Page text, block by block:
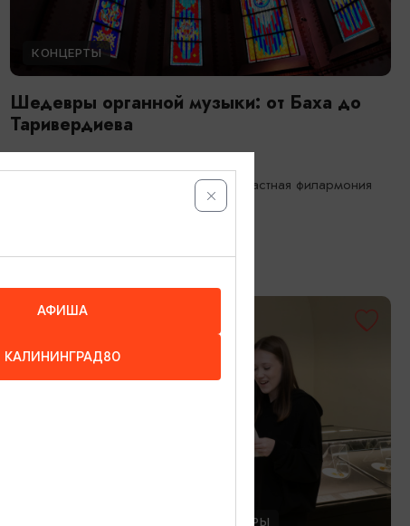
КОНЦЕРТЫ
Шедевры органной музыки: от Баха до
Таривердиева
Калининград, Калининградская областная филармония
БЕСПЛАТНО
ЭКСКУРСИИ УЧРЕЖДЕНИЙ КУЛЬТУРЫ
АФИША
КАЛИНИНГРАД80